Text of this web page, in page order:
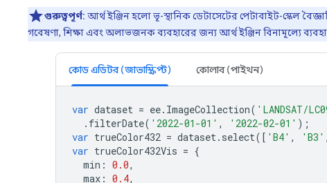
গুরুত্বপূর্ণ: আর্থ ইঞ্জিন হলো ভূ-স্থানিক ডেটাসেটের পেটাবাইট-স্কেল
গবেষণা, শিক্ষা এবং অলাভজনক ব্যবহারের জন্য আর্থ ইঞ্জিন বিনামূল্যে
কোড এডিটর (জাভাস্ক্রিপ্ট) কোলাব (পাইথন)
var dataset = ee. ImageCollection( 'LANDSAT/
. filterDate( '2022-01-01' , '2022-02-01' );
var trueColor432 = dataset. select([ 'B4' , 'B3' ,
var trueColor432Vis = {
min : 0.0,
max : 0.4,